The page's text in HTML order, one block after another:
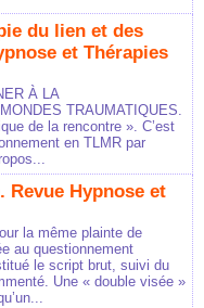
du lien et des
et Thérapies
À LA
TRAUMATIQUES.
de la rencontre ». C’est
en TLMR par
Revue Hypnose et
la même plainte de
au questionnement
le script brut, suivi du
Une « double visée »